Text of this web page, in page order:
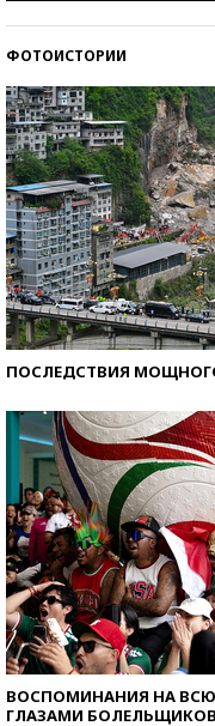
ФОТОИСТОРИИ
ПОСЛЕДСТВИЯ
ВОСПОМИНАНИЯ НА
ГЛАЗАМИ БОЛЕЛЬЩИКОВ